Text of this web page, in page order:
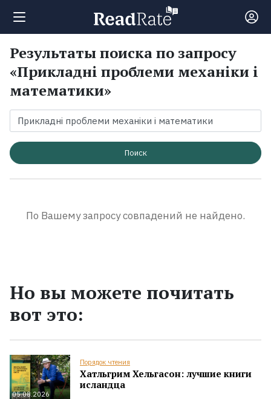
Поиск
Новости
Рейтинги
Экранизации
Результаты поиска по запросу
«Прикладні проблеми механіки і
математики»
Поиск
По Вашему запросу совпадений не найдено.
Но вы можете почитать
вот это:
05.08.2026
Порядок чтения
Хатльгрим Хельгасон: лучшие книги
исландца